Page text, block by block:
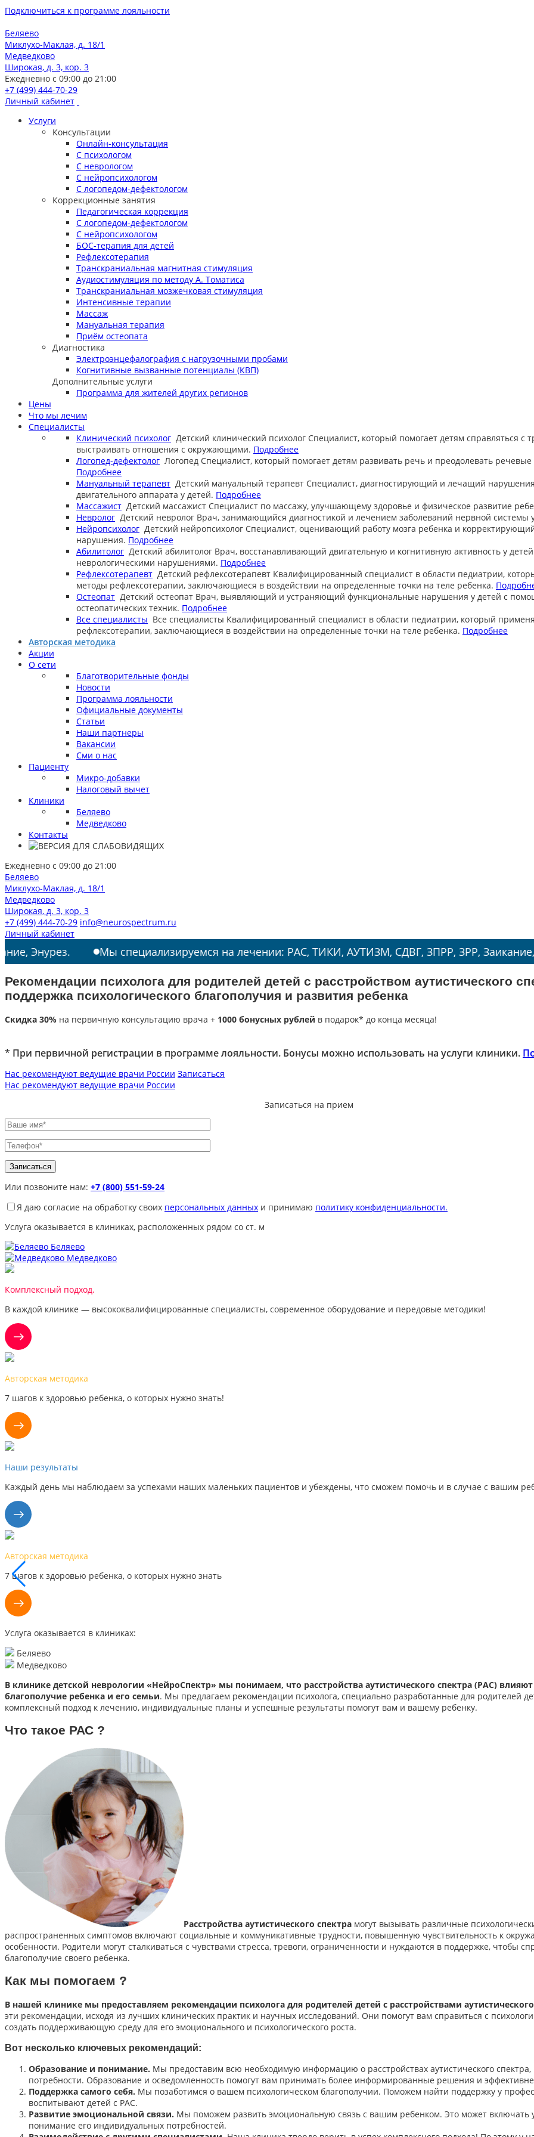
Подключиться к программе лояльности
Беляево
Миклухо-Маклая, д. 18/1
Медведково
Широкая, д. 3, кор. 3
Ежедневно с 09:00 до 21:00
+7 (499) 444-70-29
Личный кабинет
Услуги
Консультации
Онлайн-консультация
С психологом
С неврологом
С нейропсихологом
С логопедом-дефектологом
Коррекционные занятия
Педагогическая коррекция
С логопедом-дефектологом
С нейропсихологом
БОС-терапия для детей
Рефлексотерапия
Транскраниальная магнитная стимуляция
Аудиостимуляция по методу А. Томатиса
Транскраниальная мозжечковая стимуляция
Интенсивные терапии
Массаж
Мануальная терапия
Приём остеопата
Диагностика
Электроэнцефалография с нагрузочными пробами
Когнитивные вызванные потенциалы (КВП)
Дополнительные услуги
Программа для жителей других регионов
Цены
Что мы лечим
Специалисты
Клинический психолог Детский клинический психолог Специалист, который помогает детям справляться с
выстраивать отношения с окружающими. Подробнее
Логопед-дефектолог Логопед Специалист, который помогает детям развивать речь и преодолевать
Подробнее
Мануальный терапевт Детский мануальный терапевт Специалист, диагностирующий и лечащий
двигательного аппарата у детей. Подробнее
Массажист Детский массажист Специалист по массажу, улучшающему здоровье и физическое развитие
Невролог Детский невролог Врач, занимающийся диагностикой и лечением заболеваний нервной системы
Нейропсихолог Детский нейропсихолог Специалист, оценивающий работу мозга ребенка и
нарушения. Подробнее
Абилитолог Детский абилитолог Врач, восстанавливающий двигательную и когнитивную активность у детей
неврологическими нарушениями. Подробнее
Рефлексотерапевт Детский рефлексотерапевт Квалифицированный специалист в области педиатрии,
методы рефлексотерапии, заключающиеся в воздействии на определенные точки на теле ребенка.
Остеопат Детский остеопат Врач, выявляющий и устраняющий функциональные нарушения у детей с
остеопатических техник. Подробнее
Все специалисты Все специалисты Квалифицированный специалист в области педиатрии, который
рефлексотерапии, заключающиеся в воздействии на определенные точки на теле ребенка. Подробнее
Авторская методика
Акции
О сети
Благотворительные фонды
Новости
Программа лояльности
Официальные документы
Статьи
Наши партнеры
Вакансии
Сми о нас
Пациенту
Микро-добавки
Налоговый вычет
Клиники
Беляево
Медведково
Контакты
Ежедневно с 09:00 до 21:00
Беляево
Миклухо-Маклая, д. 18/1
Медведково
Широкая, д. 3, кор. 3
+7 (499) 444-70-29 info@neurospectrum.ru
Личный кабинет
Мы специализируемся на лечении: РАС, ТИКИ, АУТИЗМ, СДВГ, ЗПРР, ЗРР, Заикание, Энурез.
Рекомендации психолога для родителей детей с расстройством аутистического
поддержка психологического благополучия и развития ребенка
Скидка 30% на первичную консультацию врача + 1000 бонусных рублей в подарок* до конца месяца!
* При первичной регистрации в программе лояльности. Бонусы можно использовать на услуги клиники.
Нас рекомендуют ведущие врачи России Записаться
Нас рекомендуют ведущие врачи России
Записаться на прием
Или позвоните нам: +7 (800) 551-59-24
Я даю согласие на обработку своих персональных данных и принимаю политику конфиденциальности.
Услуга оказывается в клиниках, расположенных рядом со ст. м
Беляево
Медведково
Комплексный подход.
В каждой клинике — высококвалифицированные специалисты, современное оборудование и передовые методики!
Авторская методика
7 шагов к здоровью ребенка, о которых нужно знать!
Наши результаты
Каждый день мы наблюдаем за успехами наших маленьких пациентов и убеждены, что сможем помочь и в случае с вашим
Авторская методика
7 шагов к здоровью ребенка, о которых нужно знать
Услуга оказывается в клиниках:
Беляево
Медведково
В клинике детской неврологии «НейроСпектр» мы понимаем, что расстройства аутистического спектра (РАС)
благополучие ребенка и его семьи. Мы предлагаем рекомендации психолога, специально разработанные для родителей
комплексный подход к лечению, индивидуальные планы и успешные результаты помогут вам и вашему ребенку.
Что такое РАС ?
Расстройства аутистического спектра могут вызывать различные
распространенных симптомов включают социальные и коммуникативные трудности, повышенную чувствительность к
особенности. Родители могут сталкиваться с чувствами стресса, тревоги, ограниченности и нуждаются в поддержке, чтобы
благополучие своего ребенка.
Как мы помогаем ?
В нашей клинике мы предоставляем рекомендации психолога для родителей детей с расстройствами
эти рекомендации, исходя из лучших клинических практик и научных исследований. Они помогут вам справиться с
создать поддерживающую среду для его эмоционального и психологического роста.
Вот несколько ключевых рекомендаций:
Образование и понимание. Мы предоставим всю необходимую информацию о расстройствах аутистического
потребности. Образование и осведомленность помогут вам принимать более информированные решения и
Поддержка самого себя. Мы позаботимся о вашем психологическом благополучии. Поможем найти поддержку у
воспитывают детей с РАС.
Развитие эмоциональной связи. Мы поможем развить эмоциональную связь с вашим ребенком. Это может включать
понимание его индивидуальных потребностей.